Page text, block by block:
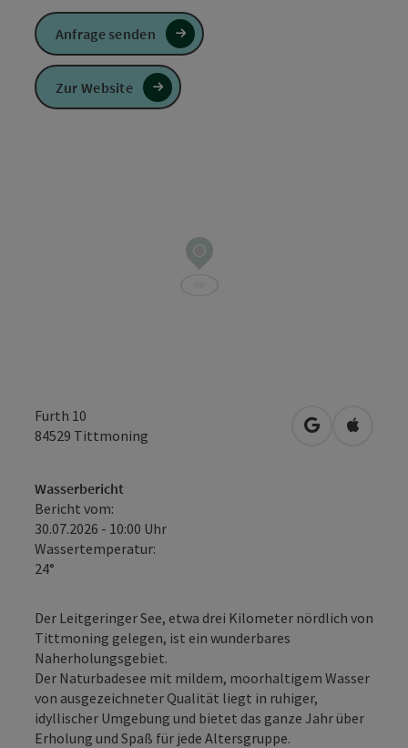
Furth 10
84529 Tittmoning in Google
in
Wasserbericht
Bericht vom:
30.07.2026 - 10:00 Uhr
Wassertemperatur:
24°
Der Leitgeringer See, etwa drei Kilometer nördlich von
Tittmoning gelegen, ist ein wunderbares
Naherholungsgebiet.
Der Naturbadesee mit mildem, moorhaltigem Wasser
von ausgezeichneter Qualität liegt in ruhiger,
idyllischer Umgebung und bietet das ganze Jahr über
Erholung und Spaß für jede Altersgruppe.
Anfrage senden
Zur Website